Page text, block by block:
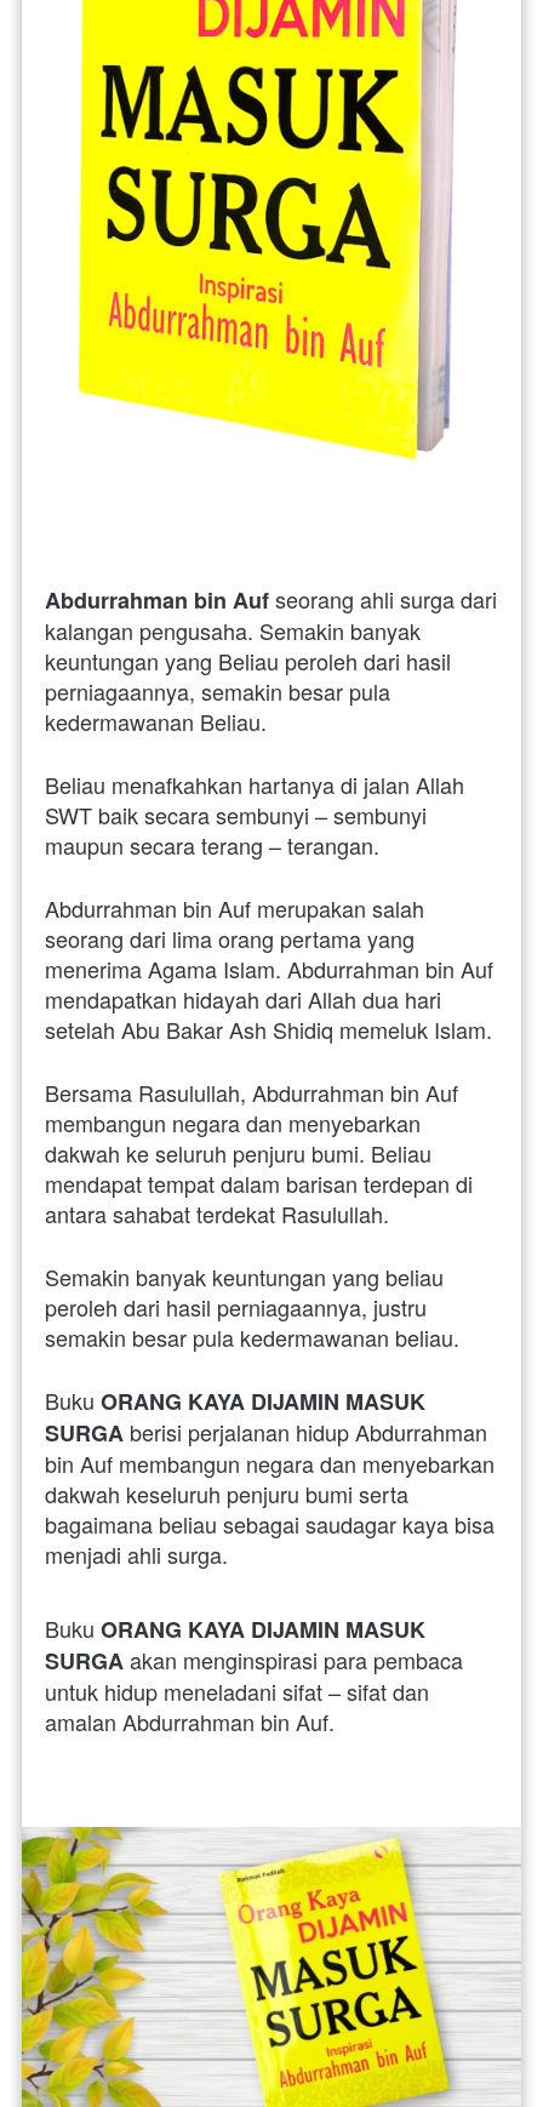
Abdurrahman bin Auf seorang ahli surga dari
kalangan pengusaha. Semakin banyak
keuntungan yang Beliau peroleh dari hasil
perniagaannya, semakin besar pula
kedermawanan Beliau.
Beliau menafkahkan hartanya di jalan Allah
SWT baik secara sembunyi – sembunyi
maupun secara terang – terangan.
Abdurrahman bin Auf merupakan salah
seorang dari lima orang pertama yang
menerima Agama Islam. Abdurrahman bin Auf
mendapatkan hidayah dari Allah dua hari
setelah Abu Bakar Ash Shidiq memeluk Islam.
Bersama Rasulullah, Abdurrahman bin Auf
membangun negara dan menyebarkan
dakwah ke seluruh penjuru bumi. Beliau
mendapat tempat dalam barisan terdepan di
antara sahabat terdekat Rasulullah.
Semakin banyak keuntungan yang beliau
peroleh dari hasil perniagaannya, justru
semakin besar pula kedermawanan beliau.
Buku ORANG KAYA DIJAMIN MASUK
SURGA berisi perjalanan hidup Abdurrahman
bin Auf membangun negara dan menyebarkan
dakwah keseluruh penjuru bumi serta
bagaimana beliau sebagai saudagar kaya bisa
menjadi ahli surga.
Buku ORANG KAYA DIJAMIN MASUK
SURGA akan menginspirasi para pembaca
untuk hidup meneladani sifat – sifat dan
amalan Abdurrahman bin Auf.